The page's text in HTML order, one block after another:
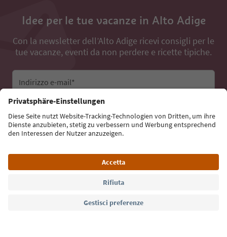
Idee per le tue vacanze in Alto Adige
Con la newsletter dell’Alto Adige ricevi consigli per le
tue vacanze, eventi da non perdere e ricette tipiche.
Indirizzo e-mail*
Iscriviti alla newsletter